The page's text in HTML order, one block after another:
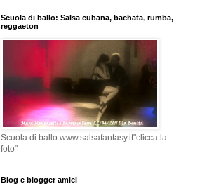
Scuola di ballo: Salsa cubana, bachata, rumba,
reggaeton
Scuola di ballo www.salsafantasy.it"clicca la
foto"
Blog e blogger amici